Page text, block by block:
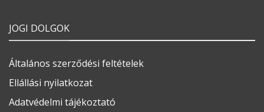
JOGI DOLGOK
Általános szerződési feltételek
Ellállási nyilatkozat
Adatvédelmi tájékoztató